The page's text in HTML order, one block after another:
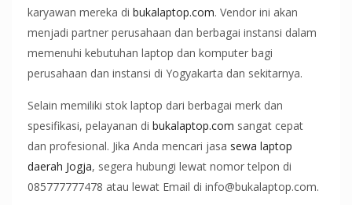
karyawan mereka di bukalaptop.com. Vendor ini akan
menjadi partner perusahaan dan berbagai instansi dalam
memenuhi kebutuhan laptop dan komputer bagi
perusahaan dan instansi di Yogyakarta dan sekitarnya.
Selain memiliki stok laptop dari berbagai merk dan
spesifikasi, pelayanan di bukalaptop.com sangat cepat
dan profesional. Jika Anda mencari jasa sewa laptop
daerah Jogja, segera hubungi lewat nomor telpon di
085777777478 atau lewat Email di info@bukalaptop.com.